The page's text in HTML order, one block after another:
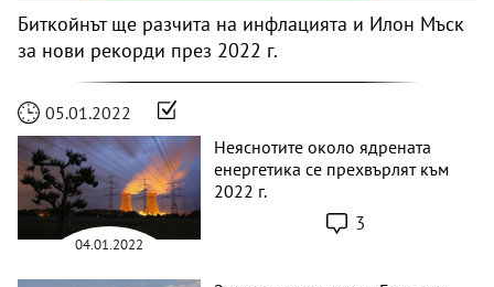
Биткойнът ще разчита на инфлацията и Илон Мъск
за нови рекорди през 2022 г.
05.01.2022
04.01.2022
Неяснотите около ядрената
енергетика се прехвърлят към
2022 г.
3